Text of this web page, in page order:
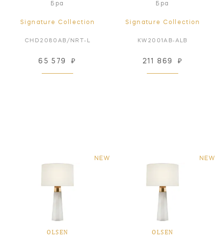
Бра
Signature Collection
CHD2080AB/NRT-L
65 579 ₽
Бра
Signature Collection
KW2001AB-ALB
211 869 ₽
NEW
OLSEN
NEW
OLSEN